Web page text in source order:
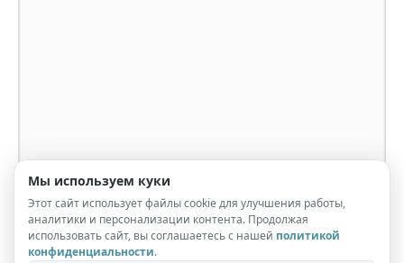
Мы используем куки
Этот сайт использует файлы cookie для улучшения работы,
аналитики и персонализации контента. Продолжая
использовать сайт, вы соглашаетесь с нашей политикой
конфиденциальности.